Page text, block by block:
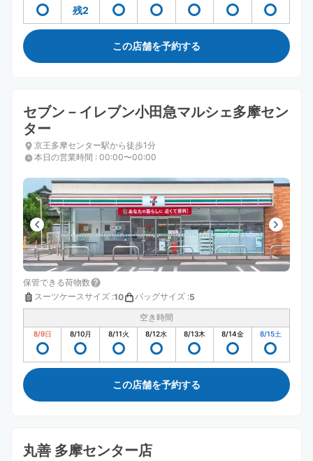
残2
この店舗を予約する
セブン－イレブン小田急マルシェ多摩セン
ター
京王多摩センター駅から徒歩1分
本日の営業時間 : 00:00〜00:00
保管できる荷物数
スーツケースサイズ :10 バッグサイズ :5
空き時間
8/9日 8/10月 8/11火 8/12水 8/13木 8/14金 8/15土
この店舗を予約する
丸善 多摩センター店